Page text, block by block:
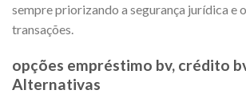
sempre priorizando a segurança jurídica e
transações.
opções empréstimo bv, crédito
Alternativas